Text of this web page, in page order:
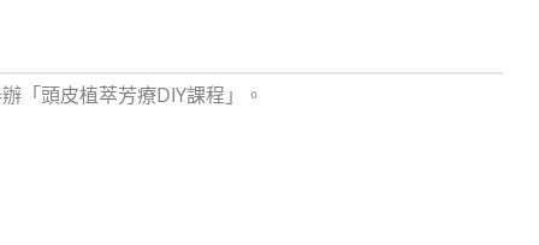
「頭皮植萃芳療DIY課程」。